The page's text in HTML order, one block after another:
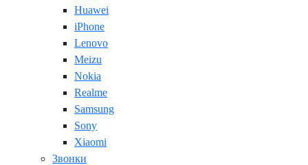
Huawei
iPhone
Lenovo
Meizu
Nokia
Realme
Samsung
Sony
Xiaomi
Звонки